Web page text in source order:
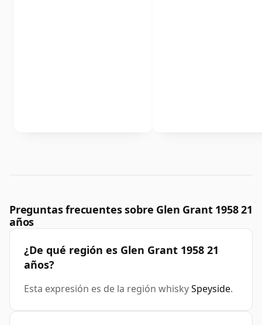
Preguntas frecuentes sobre Glen Grant 1958 21
años
¿De qué región es Glen Grant 1958 21
años?
Esta expresión es de la región whiskySpeyside.